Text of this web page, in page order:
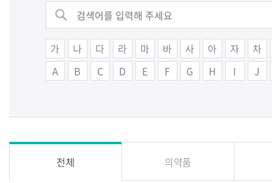
가 나 다 라 마 바 사 아 자
차
A
B C D E F G H I J
전체 의약품